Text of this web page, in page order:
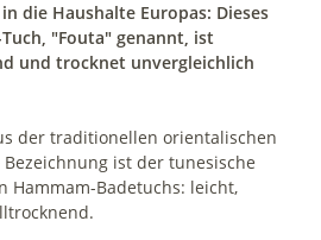
die Haushalte Europas: Dieses
"Fouta" genannt, ist
und trocknet unvergleichlich
der traditionellen orientalischen
ist der tunesische
Hammam-Badetuchs: leicht,